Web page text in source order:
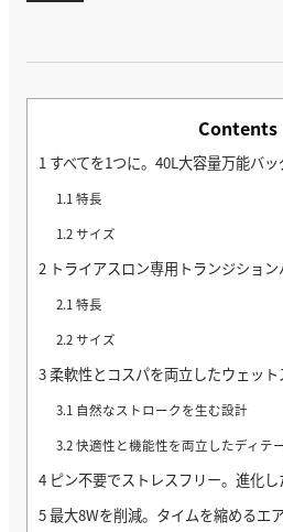
Contents
1 すべてを1つに。40L大容量万能バッ
1.1 特長
1.2サイズ
2 トライアスロン専用トランジショ
2.1 特長
2.2サイズ
3柔軟性とコスパを両立したウェット
3.1 自然なストロークを生む設計
3.2快適性と機能性を両立したディテ
4 ピン不要でストレスフリー。進化
5最大8Wを削減。タイムを縮めるエ